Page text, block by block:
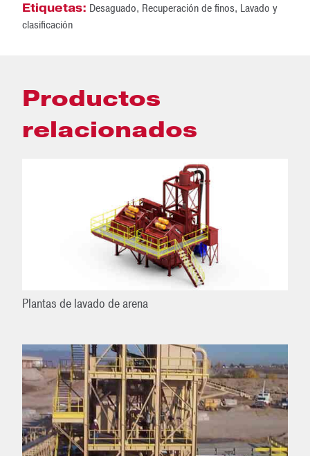
Etiquetas: Desaguado, Recuperación de finos, Lavado y
clasificación
Productos
relacionados
Plantas de lavado de arena